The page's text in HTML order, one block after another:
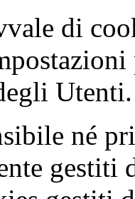
di
Utenti.
né
gestiti